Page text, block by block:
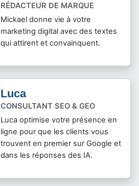
RÉDACTEUR DE MARQUE
Mickael donne vie à votre
marketing digital avec des textes
qui attirent et convainquent.
Luca
CONSULTANT SEO & GEO
Luca optimise votre présence en
ligne pour que les clients vous
trouvent en premier sur Google et
dans les réponses des IA.